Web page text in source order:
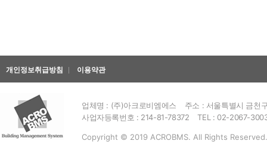
개인정보취급방침 이용약관
업체명 : (주)아크로비엠에스
주소 : 서울특별시 금천
사업자등록번호 : 214-81-78372
TEL : 02-2067-
Copyright © 2019 ACROBMS. All Rights Reserved.